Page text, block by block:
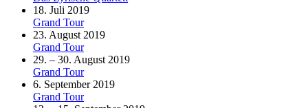
18. Juli 2019
Grand Tour
23. August 2019
Grand Tour
29. – 30. August 2019
Grand Tour
6. September 2019
Grand Tour